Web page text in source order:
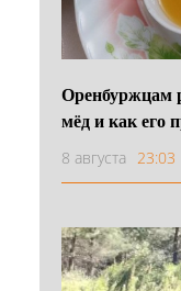
Оренбуржцам
мёд и как его
8 августа 23:03